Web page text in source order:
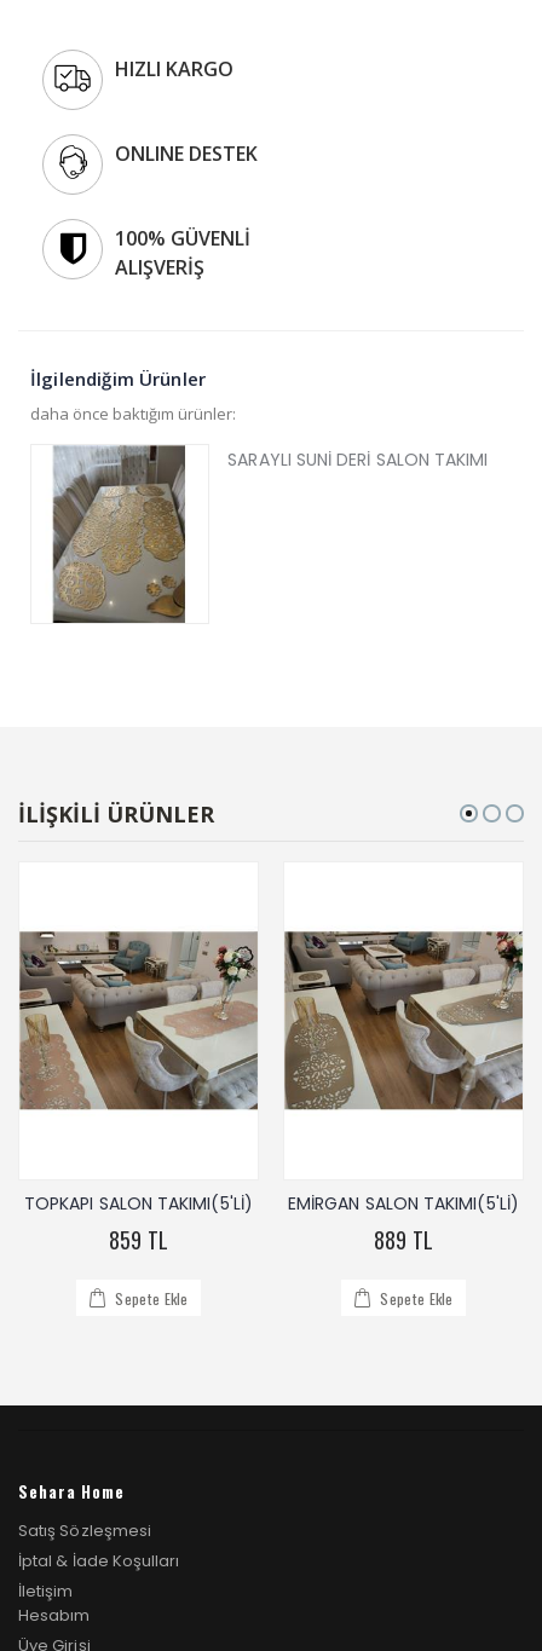
HIZLI KARGO
ONLINE DESTEK
100% GÜVENLİ
ALIŞVERİŞ
İlgilendiğim Ürünler
daha önce baktığım ürünler:
SARAYLI SUNİ DERİ SALON TAKIMI
İLİŞKİLİ ÜRÜNLER
EMİRGAN SALON TAKIMI(5'Lİ)
889 TL
Sepete Ekle
KALAMIŞ SUNİ DERİ SALON
TAKIMI
Sehara Home
Satış Sözleşmesi
İptal & İade Koşulları
İletişim
Hesabım
Üye Girişi